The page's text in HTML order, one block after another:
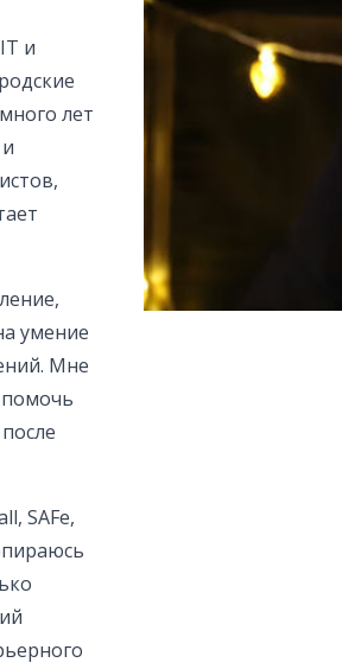
и
лет
умение
Мне
SAFe,